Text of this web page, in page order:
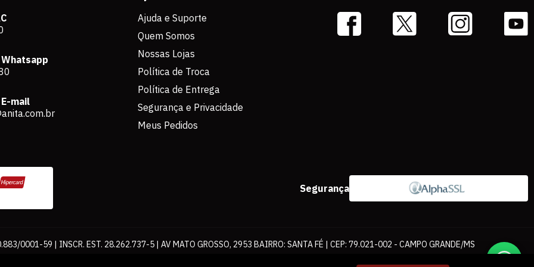
mail
Ajuda e Suporte
Quem Somos
Nossas Lojas
Política de Troca
Política de Entrega
Segurança e Privacidade
Meus Pedidos
Segurança
0001-59 | INSCR. EST. 28.262.737-5 | AV MATO GROSSO, 2953 BAIRRO: SANTA FÉ | CEP: 79.021-002 - CAMPO GRANDE/MS